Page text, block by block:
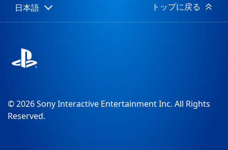
Select
a
Current
region:
日本語 トップに戻る
© 2026 Sony Interactive Entertainment Inc. All Rights
Reserved.